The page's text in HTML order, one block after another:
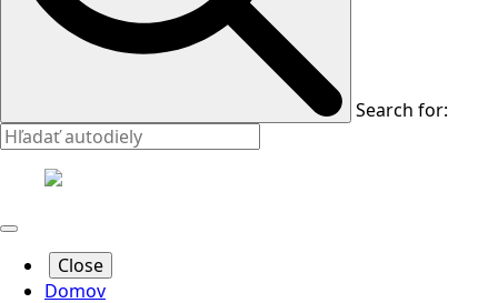
Search for:
Close
Domov